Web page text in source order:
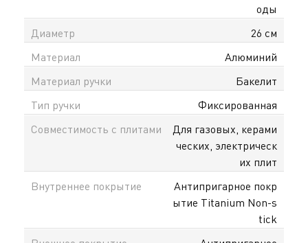
оды
Диаметр
26 см
Материал
Алюминий
Материал ручки
Бакелит
Тип ручки
Фиксированная
Совместимость с плитами
Для газовых, керами
ческих, электрическ
их плит
Внутреннее покрытие
Антипригарное покр
ытие Titanium Non-s
tick